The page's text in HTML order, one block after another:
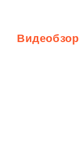
Видеобзор